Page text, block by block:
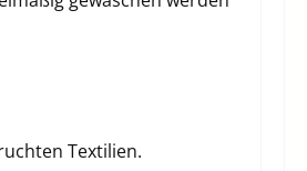
Textilien.